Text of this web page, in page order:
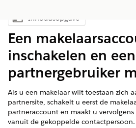
Inhoudsopgave weergeven
Inhoudsopgave
Een
inschakelen en een
partnergebruiker
Als u een makelaar wilt toestaan zich
partnersite, schakelt u eerst de
partneraccount en maakt u
vanuit de gekoppelde contactpersoon.